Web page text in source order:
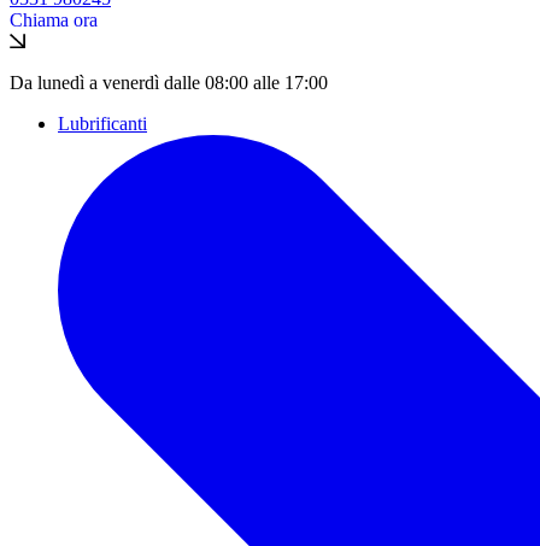
Chiama ora
Da lunedì a venerdì dalle 08:00 alle 17:00
Lubrificanti